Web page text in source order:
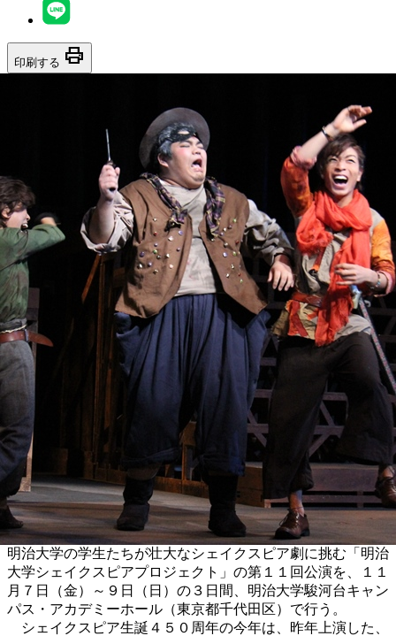
印刷する print
明治大学の学生たちが壮大なシェイクスピア劇に挑む「明治
大学シェイクスピアプロジェクト」の第１１回公演を、１１
月７日（金）～９日（日）の３日間、明治大学駿河台キャン
パス・アカデミーホール（東京都千代田区）で行う。
シェイクスピア生誕４５０周年の今年は、昨年上演した、